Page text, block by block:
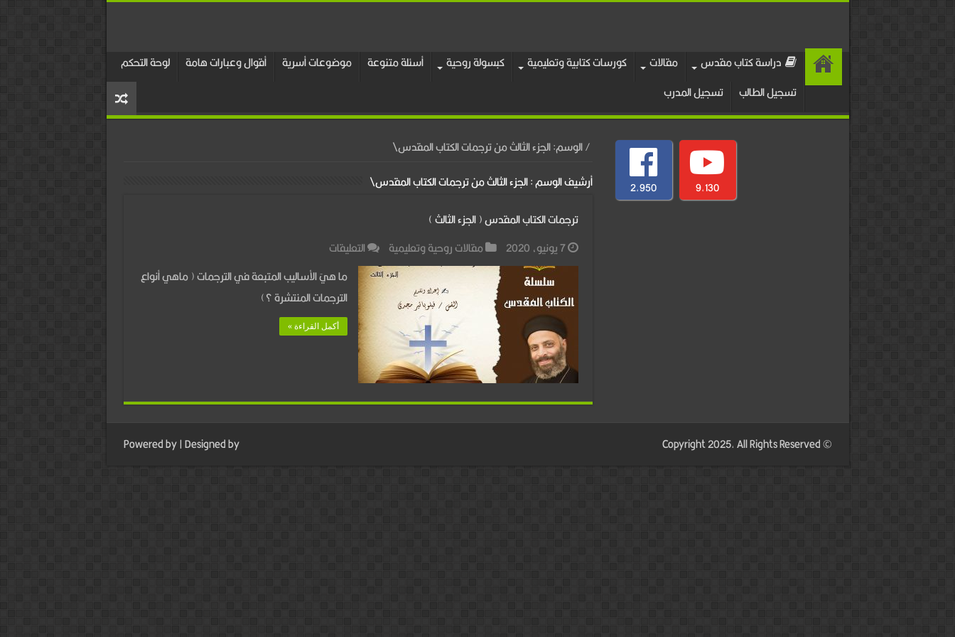
دراسة كتاب مقدس مقالات كورسات كتابية وتعليمية كبسولة روحية أسئلة متنوعة موضوعات أسرية أقوال وعبارات هامة
لوحة التحكم
تسجيل الطالب
تسجيل المدرب
/الوسم:الجزء الثالث من ترجمات الكتاب المقدس\
أرشيف الوسم :الجزء الثالث من ترجمات الكتاب المقدس\
ترجمات الكتاب المقدس ( الجزء الثالث )
7 يونيو، 2020
مقالات روحية وتعليمية التعليقات
ترجمات
الكتاب
(
ما هيَ الأساليب المتبعة في الترجمات ( ماهي أنواع
الترجمات المنتشرة ؟)
أكمل القراءة »
2,950 9,130
Powered by| Designed by © Copyright 2025, All Rights Reserved